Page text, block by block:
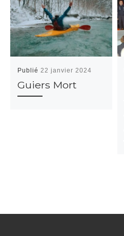
Publié22 janvier 2024
Guiers Mort